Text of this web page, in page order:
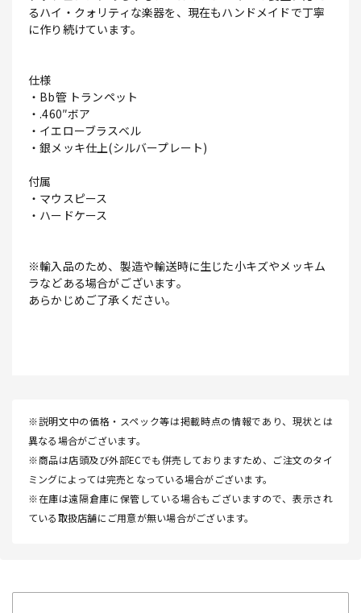
るハイ・クォリティな楽器を、現在もハンドメイドで丁寧
に作り続けています。
仕様
・Bb管 トランペット
・.460″ボア
・イエローブラスベル
・銀メッキ仕上(シルバープレート)
付属
・マウスピース
・ハードケース
※輸入品のため、製造や輸送時に生じた小キズやメッキム
ラなどある場合がございます。
あらかじめご了承ください。
※説明文中の価格・スペック等は掲載時点の情報であり、現状とは
異なる場合がございます。
※商品は店頭及び外部ECでも併売しておりますため、ご注文のタイ
ミングによっては完売となっている場合がございます。
※在庫は遠隔倉庫に保管している場合もございますので、表示され
ている取扱店舗にご用意が無い場合がございます。